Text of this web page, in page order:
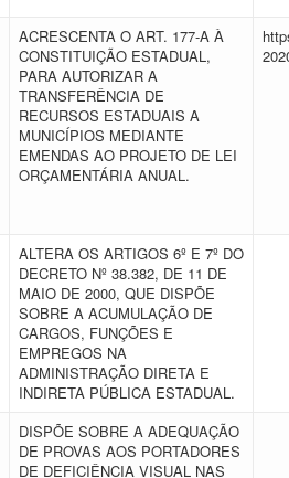
ACRESCENTA O ART. 177-A À
CONSTITUIÇÃO ESTADUAL,
PARA AUTORIZAR A
TRANSFERÊNCIA DE
RECURSOS ESTADUAIS A
MUNICÍPIOS MEDIANTE
EMENDAS AO PROJETO DE LEI
ORÇAMENTÁRIA ANUAL.
ALTERA OS ARTIGOS 6º E 7º DO
DECRETO Nº 38.382, DE 11 DE
MAIO DE 2000, QUE DISPÕE
SOBRE A ACUMULAÇÃO DE
CARGOS, FUNÇÕES E
EMPREGOS NA
ADMINISTRAÇÃO DIRETA E
INDIRETA PÚBLICA ESTADUAL.
DISPÕE SOBRE A ADEQUAÇÃO
DE PROVAS AOS PORTADORES
DE DEFICIÊNCIA VISUAL NAS